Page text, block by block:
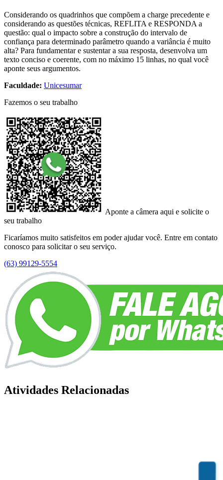
Considerando os quadrinhos que compõem a charge precedente e
considerando as questões técnicas, REFLITA e RESPONDA a
questão: qual o impacto sobre a construção do intervalo de
confiança para determinado parâmetro quando a variância é muito
alta? Para fundamentar e sustentar a sua resposta, desenvolva um
texto conciso e coerente, com no máximo 15 linhas, no qual você
aponte seus argumentos.
Faculdade: Unicesumar
Fazemos o seu trabalho
Aponte a câmera aqui e solicite o
seu trabalho
Ficaríamos muito satisfeitos em poder ajudar você. Entre em contato
conosco para solicitar o seu serviço.
(63) 99129-5554
Atividades Relacionadas